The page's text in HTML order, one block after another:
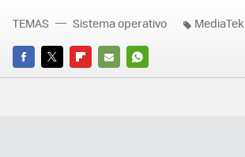
FACEBOOK
TWITTERFLIPBOARD
E-
WHATSAPP
TEMAS Sistema operativo MediaTek